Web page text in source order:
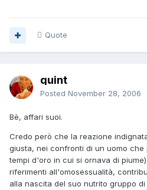
Quote
quint
Posted November 28, 2006
Bè, affari suoi.
Credo però che la reazione
giusta, nei confronti di un uomo
tempi d'oro in cui si ornava di
riferimenti all'omosessualità,
alla nascita del suo nutrito gruppo